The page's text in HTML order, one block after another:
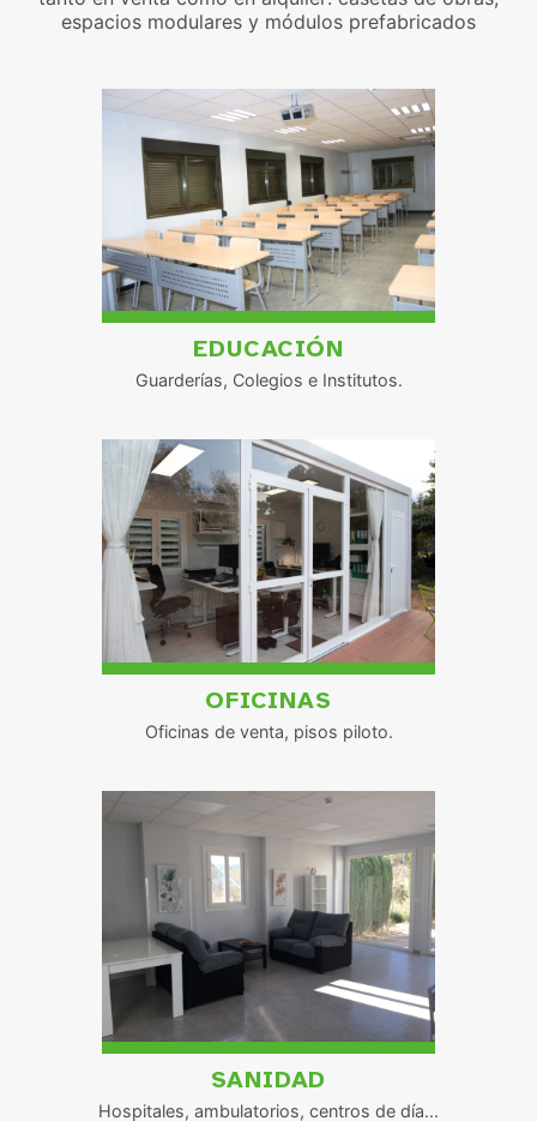
espacios modulares y módulos prefabricados
EDUCACIÓN
Guarderías, Colegios e Institutos.
OFICINAS
Oficinas de venta, pisos piloto.
SANIDAD
Hospitales, ambulatorios, centros de día...